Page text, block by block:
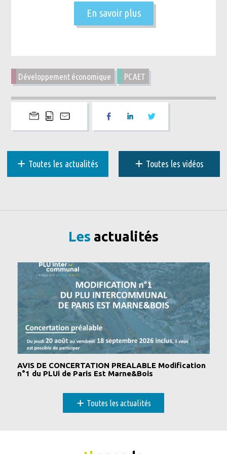
En savoir plus
Développement économique PCAET
+ Toutes les actualités + Toutes les vidéos
Les actualités
AVIS DE CONCERTATION PREALABLE Modification
n°1 du PLUi de Paris Est Marne&Bois
+ Toutes les actualités